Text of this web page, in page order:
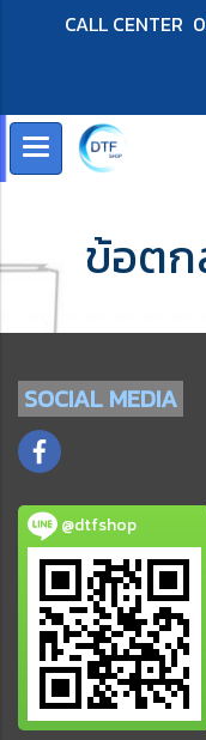
CALL CENTER
ข้อตก
SOCIAL MEDIA
@dtfshop